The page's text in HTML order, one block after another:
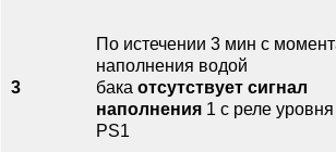
3
По истечении 3 мин с
наполнения водой
бака отсутствует сигнал
наполнения 1 с реле уровня
PS1